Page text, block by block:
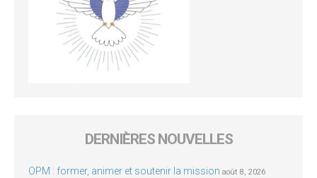
DERNIÈRES NOUVELLES
OPM : former, animer et soutenir la mission août 8, 2026